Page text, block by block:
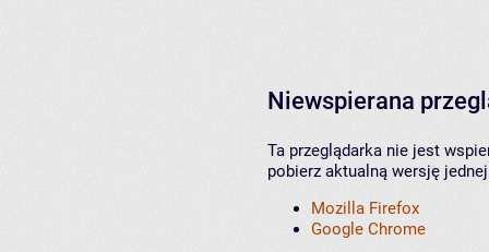
Niewspierana
Ta przeglądarka nie jest
pobierz aktualną wersję
Mozilla Firefox
Google Chrome